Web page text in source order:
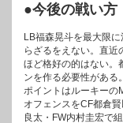
●今後の戦い方
LB福森晃斗を最大限
らざるをえない。直
ほど格好の的はない。
ンを作る必要性がある。
ポイントはルーキーの
オフェンスをCF都倉
良太・FW内村圭宏で